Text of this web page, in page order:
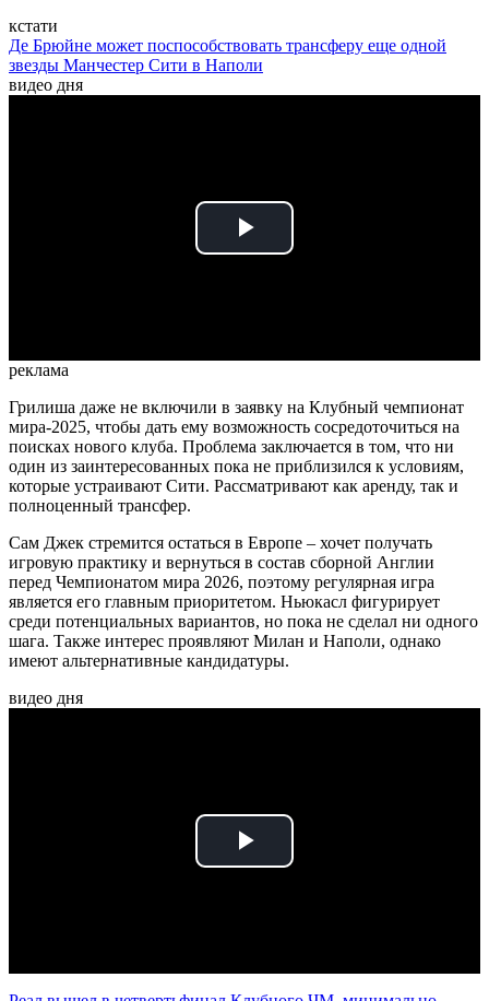
кстати
Де Брюйне может поспособствовать трансферу еще одной
звезды Манчестер Сити в Наполи
видео дня
Play
реклама
Грилиша даже не включили в заявку на Клубный чемпионат
мира-2025, чтобы дать ему возможность сосредоточиться на
поисках нового клуба. Проблема заключается в том, что ни
один из заинтересованных пока не приблизился к условиям,
которые устраивают Сити. Рассматривают как аренду, так и
полноценный трансфер.
Сам Джек стремится остаться в Европе – хочет получать
игровую практику и вернуться в состав сборной Англии
перед Чемпионатом мира 2026, поэтому регулярная игра
является его главным приоритетом. Ньюкасл фигурирует
среди потенциальных вариантов, но пока не сделал ни одного
шага. Также интерес проявляют Милан и Наполи, однако
имеют альтернативные кандидатуры.
видео дня
Play